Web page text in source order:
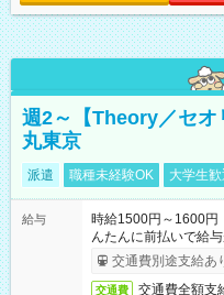
週2～【Theory／セ
丸東京
派遣 職種未経験OK 大学生歓
給与
時給1500円～1600
んたんに前払いで給
交通費別途支給あ
交通費 交通費全額支